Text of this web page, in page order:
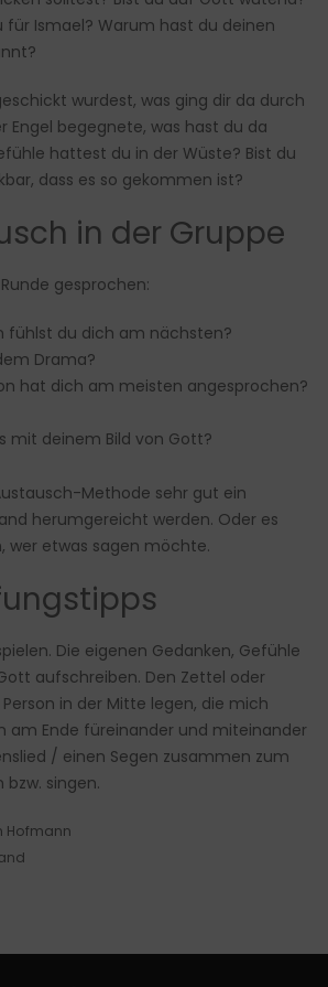
Ismael? Warum hast du deinen
wurdest, was ging dir da durch
Engel begegnete, was hast du da
hattest du in der Wüste? Bist du
dass es so gekommen ist?
in der Gruppe
gesprochen:
fühlst du dich am nächsten?
Drama?
hat dich am meisten angesprochen?
mit deinem Bild von Gott?
Methode sehr gut ein
herumgereicht werden. Oder es
wer etwas sagen möchte.
Die eigenen Gedanken, Gefühle
aufschreiben. Den Zettel oder
in der Mitte legen, die mich
am Ende füreinander und miteinander
/ einen Segen zusammen zum
bzw. singen.
Hofmann